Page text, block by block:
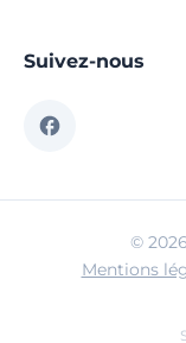
Suivez-nous
©
Mentions